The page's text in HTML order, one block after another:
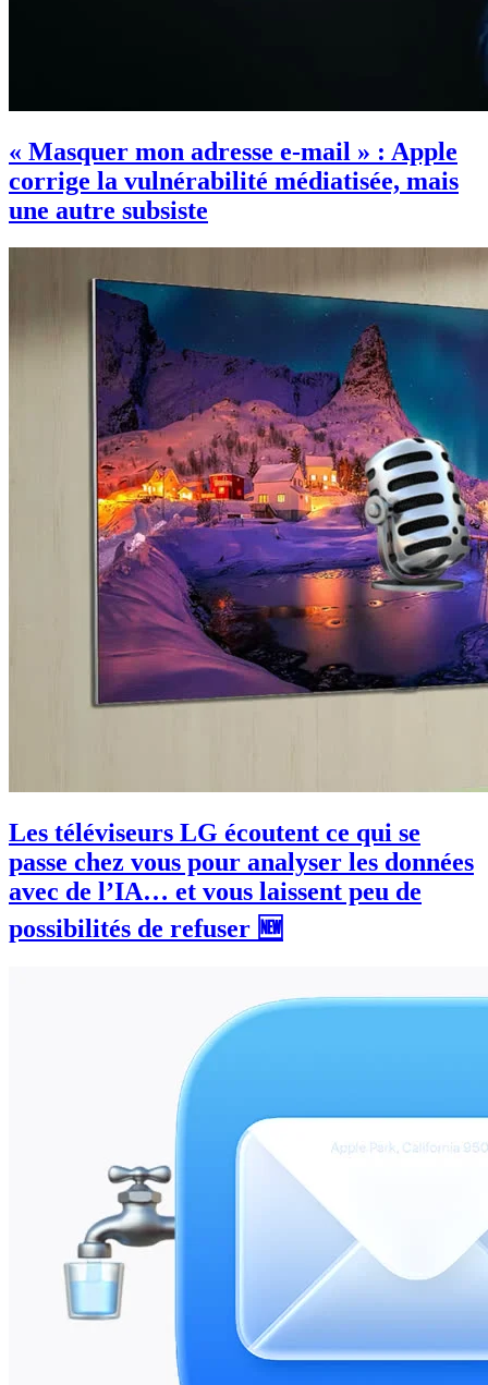
« Masquer mon adresse e-mail » : Apple
corrige la vulnérabilité médiatisée, mais
une autre subsiste
Les téléviseurs LG écoutent ce qui se
passe chez vous pour analyser les données
avec de l’IA… et vous laissent peu de
possibilités de refuser 🆕